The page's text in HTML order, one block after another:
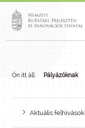
Ön itt áll: Pályázóknak
Aktuális felhívások